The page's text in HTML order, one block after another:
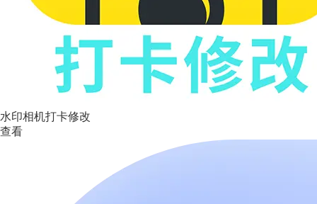
水印相机打卡修改
查看